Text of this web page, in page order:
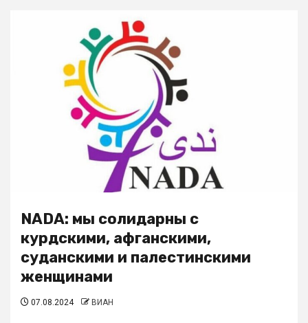
NADA: мы солидарны с
курдскими, афганскими,
суданскими и палестинскими
женщинами
07.08.2024 ВИАН